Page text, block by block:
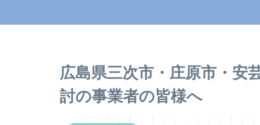
広島県三次市・庄原市・安
討の事業者の皆様へ